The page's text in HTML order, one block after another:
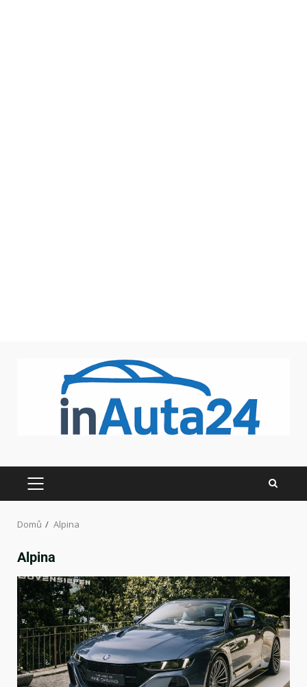
Domů Alpina
Alpina